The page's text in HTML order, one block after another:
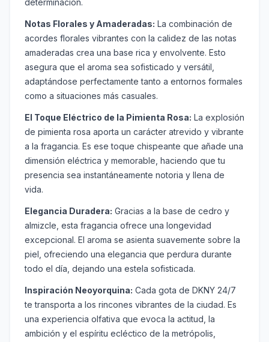
determinación.
Notas Florales y Amaderadas: La combinación de
acordes florales vibrantes con la calidez de las notas
amaderadas crea una base rica y envolvente. Esto
asegura que el aroma sea sofisticado y versátil,
adaptándose perfectamente tanto a entornos formales
como a situaciones más casuales.
El Toque Eléctrico de la Pimienta Rosa: La explosión
de pimienta rosa aporta un carácter atrevido y vibrante
a la fragancia. Es ese toque chispeante que añade una
dimensión eléctrica y memorable, haciendo que tu
presencia sea instantáneamente notoria y llena de
vida.
Elegancia Duradera: Gracias a la base de cedro y
almizcle, esta fragancia ofrece una longevidad
excepcional. El aroma se asienta suavemente sobre la
piel, ofreciendo una elegancia que perdura durante
todo el día, dejando una estela sofisticada.
Inspiración Neoyorquina: Cada gota de DKNY 24/7
te transporta a los rincones vibrantes de la ciudad. Es
una experiencia olfativa que evoca la actitud, la
ambición y el espíritu ecléctico de la metrópolis,